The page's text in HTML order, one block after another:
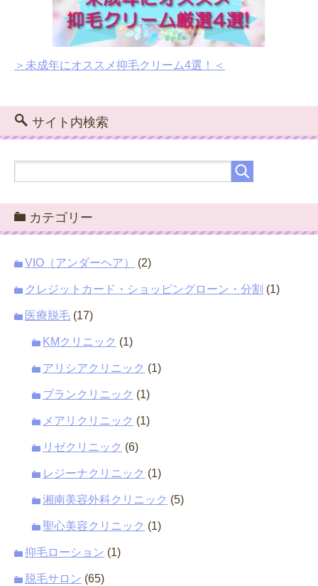
＞未成年にオススメ抑毛クリーム4選！＜
サイト内検索
カテゴリー
VIO（アンダーヘア） (2)
クレジットカード・ショッピングローン・分割 (1)
医療脱毛 (17)
KMクリニック (1)
アリシアクリニック (1)
ブランクリニック (1)
メアリクリニック (1)
リゼクリニック (6)
レジーナクリニック (1)
湘南美容外科クリニック (5)
聖心美容クリニック (1)
抑毛ローション (1)
脱毛サロン (65)